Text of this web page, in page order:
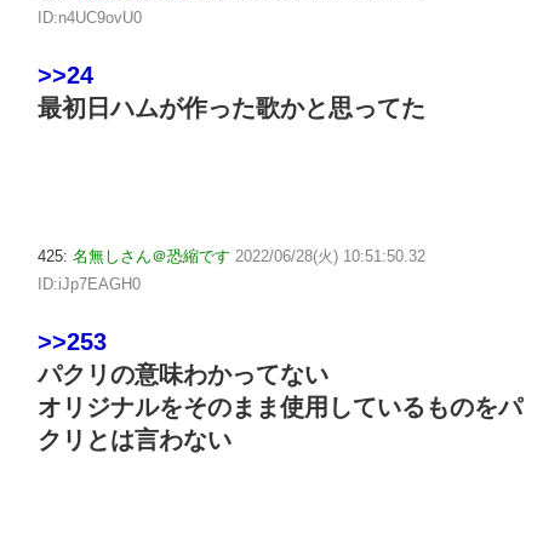
ID:n4UC9ovU0
>>24
最初日ハムが作った歌かと思ってた
425: 名無しさん＠恐縮です 2022/06/28(火) 10:51:50.32
ID:iJp7EAGH0
>>253
パクリの意味わかってない
オリジナルをそのまま使用しているものをパ
クリとは言わない